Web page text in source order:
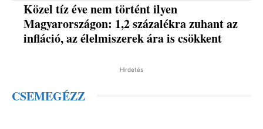
Közel tíz éve nem történt ilyen
Magyarországon: 1,2 százalékra zuhant az
infláció, az élelmiszerek ára is csökkent
Hirdetés
CSEMEGÉZZ